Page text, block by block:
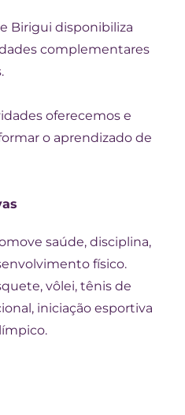
Birigui disponibiliza
complementares
oferecemos e
o aprendizado de
saúde, disciplina,
físico.
vôlei, tênis de
iniciação esportiva